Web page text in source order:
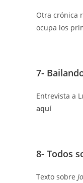
Otra crónica
ocupa los
7-
Entrevista a
aquí
8- Todos
Texto sobre